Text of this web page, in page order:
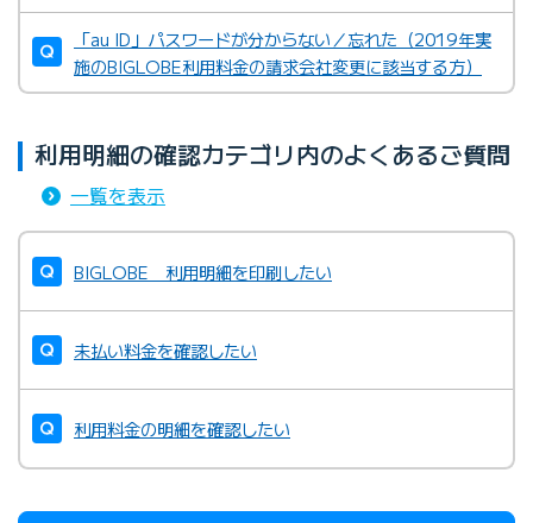
「au ID」パスワードが分からない／忘れた（2019年実
施のBIGLOBE利用料金の請求会社変更に該当する方）
利用明細の確認カテゴリ内のよくあるご質問
一覧を表示
BIGLOBE 利用明細を印刷したい
未払い料金を確認したい
利用料金の明細を確認したい